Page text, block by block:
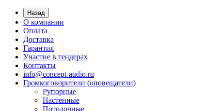
Назад
О компании
Оплата
Доставка
Гарантия
Участие в тендерах
Контакты
info@concept-audio.ru
Громкоговорители (оповещатели)
Рупорные
Настенные
Потолочные